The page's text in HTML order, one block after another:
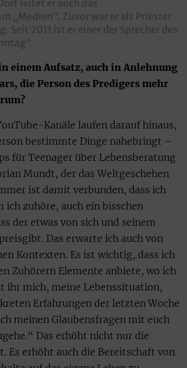
leitet er auch das
„Medien“. Zuvor war er als Priester
Seit 2011 ist er einer der Sprecher des
einem Aufsatz, auch in Anlehnung
die Person des Predigers mehr
Kanäle laufen darauf hinaus,
bestimmte Dinge nahebringt –
für Teenager über Lebensberatung
Mundt, der das Weltgeschehen
ist damit verbunden, dass ich
ich zuhöre, auch ein bisschen
der etwas von sich und seinem
Das erwarte ich auch von
Kontexten. Es ist wichtig, dass ich
Zuhörern Elemente anbiete, wo ich
ihr mich, meine Lebenssituation,
Erfahrungen der letzten Woche
meinen Glaubensfragen mit euch
Das erhöht nicht nur die
Es erhöht auch die Bereitschaft von